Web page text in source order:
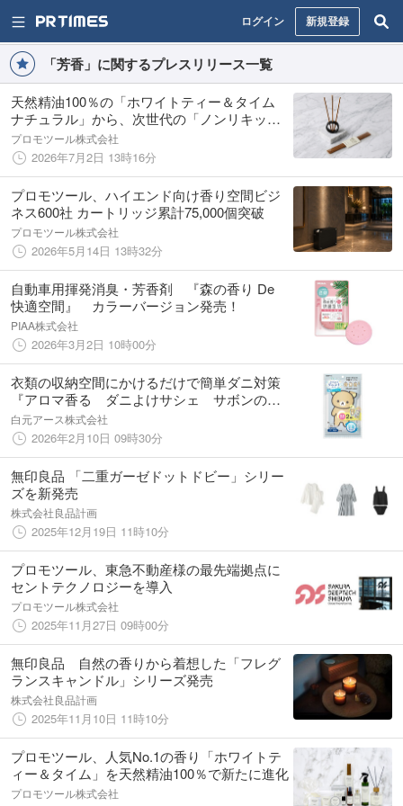
ログイン 新規登録
「芳香」に関するプレスリリース一覧
天然精油100％の「ホワイトティー＆タイム
ナチュラル」から、次世代の「ノンリキッド
フレグランススティック」『セントSTICK』
が新発売。
プロモツール株式会社
2026年7月2日 13時16分
プロモツール、ハイエンド向け香り空間ビジ
ネス600社 カートリッジ累計75,000個突破
プロモツール株式会社
2026年5月14日 13時32分
自動車用揮発消臭・芳香剤 『森の香り De
快適空間』 カラーバージョン発売！
PIAA株式会社
2026年3月2日 10時00分
衣類の収納空間にかけるだけで簡単ダニ対策
『アロマ香る ダニよけサシェ サボンの香
り リラックマ』数量限定発売
白元アース株式会社
2026年2月10日 09時30分
無印良品 「二重ガーゼドットドビー」シリー
ズを新発売
株式会社良品計画
2025年12月19日 11時10分
プロモツール、東急不動産様の最先端拠点に
セントテクノロジーを導入
プロモツール株式会社
2025年11月27日 09時00分
無印良品 自然の香りから着想した「フレグ
ランスキャンドル」シリーズ発売
株式会社良品計画
2025年11月10日 11時10分
プロモツール、人気No.1の香り「ホワイトテ
ィー＆タイム」を天然精油100％で新たに進化
プロモツール株式会社